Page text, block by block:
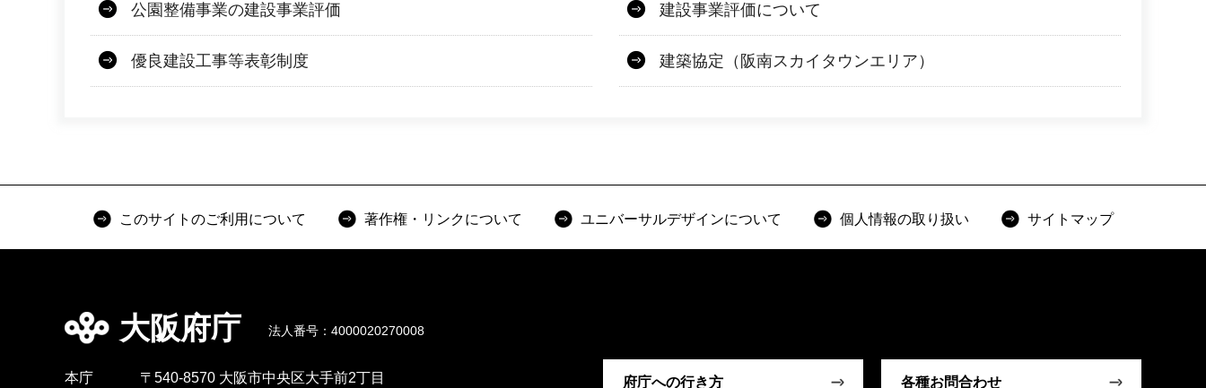
公園整備事業の建設事業評価 建設事業評価について
優良建設工事等表彰制度 建築協定（阪南スカイタウンエリア）
このサイトのご利用について 著作権・リンクについて ユニバーサルデザインについて 個人情報の取り扱い サイトマップ
大阪府庁 法人番号：4000020270008
本庁 〒540-8570 大阪市中央区大手前2丁目 府庁への行き方 各種お問合わせ